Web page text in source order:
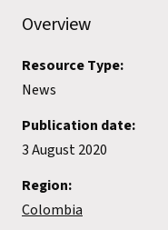
Overview
Resource Type:
News
Publication date:
3 August 2020
Region:
Colombia